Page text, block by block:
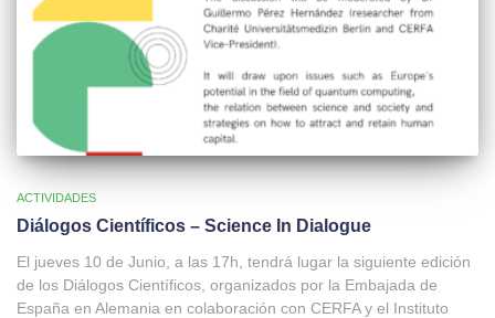
ACTIVIDADES
Diálogos Científicos – Science In Dialogue
El jueves 10 de Junio, a las 17h, tendrá lugar la siguiente edición
de los Diálogos Científicos, organizados por la Embajada de
España en Alemania en colaboración con CERFA y el Instituto